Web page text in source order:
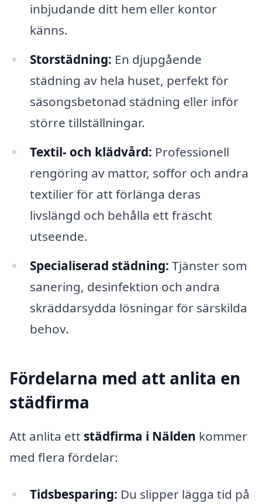
inbjudande ditt hem eller kontor
känns.
Storstädning: En djupgående
städning av hela huset, perfekt för
säsongsbetonad städning eller inför
större tillställningar.
Textil- och klädvård: Professionell
rengöring av mattor, soffor och andra
textilier för att förlänga deras
livslängd och behålla ett fräscht
utseende.
Specialiserad städning: Tjänster som
sanering, desinfektion och andra
skräddarsydda lösningar för särskilda
behov.
Fördelarna med att anlita en
städfirma
Att anlita ett städfirma i Nälden kommer
med flera fördelar:
Tidsbesparing: Du slipper lägga tid på